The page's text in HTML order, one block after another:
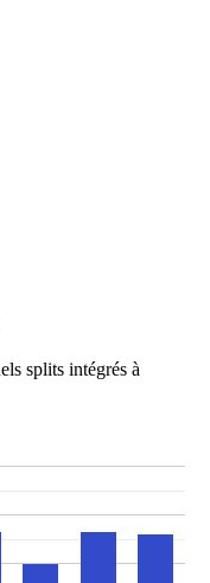
splits intégrés à